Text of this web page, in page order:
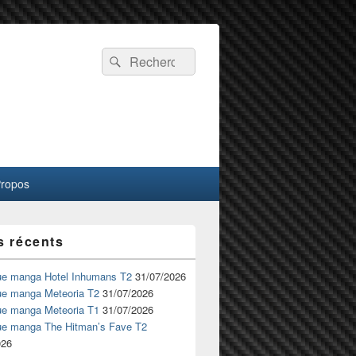
Recherche :
Rechercher
récents
manga Hotel Inhumans T2 31/07/2026
manga Meteoria T2 31/07/2026
manga Meteoria T1 31/07/2026
manga The Hitman’s Fave T2